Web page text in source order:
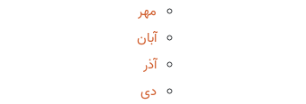
مهر
آبان
آذر
دی